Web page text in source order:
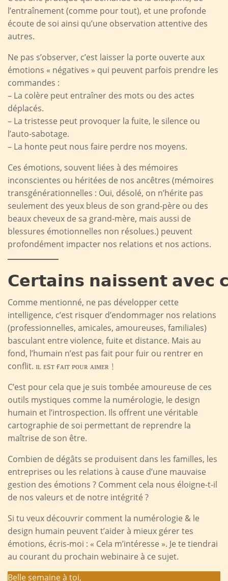
l’entraînement (comme pour tout), et une profonde
écoute de soi ainsi qu’une observation attentive des
autres.
Ne pas s’observer, c’est laisser la porte ouverte aux
émotions « négatives » qui peuvent parfois prendre les
commandes :
– La colère peut entraîner des mots ou des actes
déplacés.
– La tristesse peut provoquer la fuite, le silence ou
l’auto-sabotage.
– La honte peut nous faire perdre nos moyens.
Ces émotions, souvent liées à des mémoires
inconscientes ou héritées de nos ancêtres (mémoires
transgénérationnelles : Oui, désolé, on n’hérite pas
seulement des yeux bleus de son grand-père ou des
beaux cheveux de sa grand-mère, mais aussi de
blessures émotionnelles non résolues.) peuvent
profondément impacter nos relations et nos actions.
𝗖𝗲𝗿𝘁𝗮𝗶𝗻𝘀 𝗻𝗮𝗶𝘀𝘀𝗲𝗻𝘁 𝗮𝘃𝗲𝗰
Comme mentionné, ne pas développer cette
intelligence, c’est risquer d’endommager nos relations
(professionnelles, amicales, amoureuses, familiales)
basculant entre violence, fuite et distance. Mais au
fond, l’humain n’est pas fait pour fuir ou rentrer en
conflit. ɪʟ ᴇsᴛ ғᴀɪᴛ ᴘᴏᴜʀ ᴀɪᴍᴇʀ﹗
C’est pour cela que je suis tombée amoureuse de ces
outils mystiques comme la numérologie, le design
humain et l’introspection. Ils offrent une véritable
cartographie de soi permettant de reprendre la
maîtrise de son être.
Combien de dégâts se produisent dans les familles, les
entreprises ou les relations à cause d’une mauvaise
gestion des émotions ? Comment cela nous éloigne-t-il
de nos valeurs et de notre intégrité ?
Si tu veux découvrir comment la numérologie & le
design humain peuvent t’aider à mieux gérer tes
émotions, écris-moi : « Cela m’intéresse ». Je te tiendrai
au courant du prochain webinaire à ce sujet.
Belle semaine à toi,